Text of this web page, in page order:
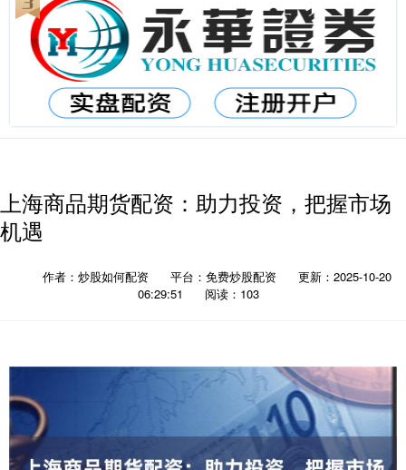
上海商品期货配资：助力投资，把握市场
机遇
作者：炒股如何配资 平台：免费炒股配资
更新：2025-10-20
06:29:51
阅读：103